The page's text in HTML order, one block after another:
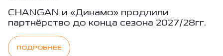
CHANGAN и «Динамо» продлили
партнёрство до конца сезона 2027/28гг.
ПОДРОБНЕЕ